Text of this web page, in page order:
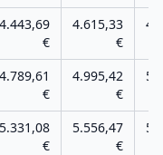
4.443,69
€
4.615,33
€
4.789,61
€
4.995,42
€
5.331,08
€
5.556,47
€